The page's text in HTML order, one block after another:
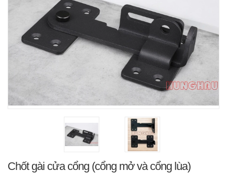
Chốt gài cửa cổng (cổng mở và cổng lùa)